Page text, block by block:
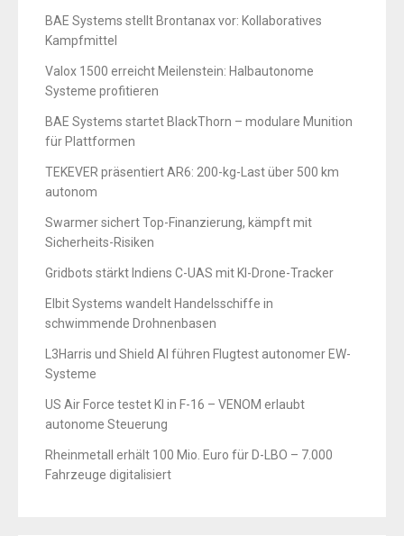
BAE Systems stellt Brontanax vor: Kollaboratives
Kampfmittel
Valox 1500 erreicht Meilenstein: Halbautonome
Systeme profitieren
BAE Systems startet BlackThorn – modulare Munition
für Plattformen
TEKEVER präsentiert AR6: 200-kg-Last über 500 km
autonom
Swarmer sichert Top-Finanzierung, kämpft mit
Sicherheits-Risiken
Gridbots stärkt Indiens C-UAS mit KI-Drone-Tracker
Elbit Systems wandelt Handelsschiffe in
schwimmende Drohnenbasen
L3Harris und Shield AI führen Flugtest autonomer EW-
Systeme
US Air Force testet KI in F-16 – VENOM erlaubt
autonome Steuerung
Rheinmetall erhält 100 Mio. Euro für D-LBO – 7.000
Fahrzeuge digitalisiert